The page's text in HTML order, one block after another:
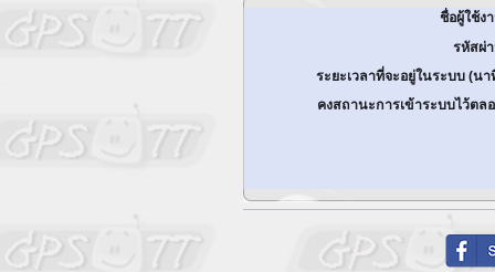
ชื่อผู้ใช้ง
รหัสผ่
ระยะเวลาที่จะอยู่ในระบบ (นา
คงสถานะการเข้าระบบไว้ตล